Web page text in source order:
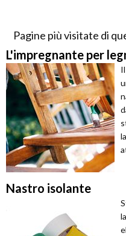
Pagine più visitate di
L'impregnante per
Nastro isolante